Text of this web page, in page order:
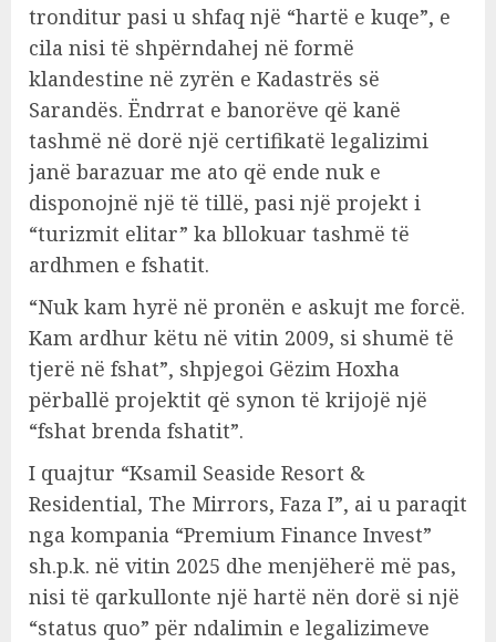
tronditur pasi u shfaq një “hartë e kuqe”, e
cila nisi të shpërndahej në formë
klandestine në zyrën e Kadastrës së
Sarandës. Ëndrrat e banorëve që kanë
tashmë në dorë një certifikatë legalizimi
janë barazuar me ato që ende nuk e
disponojnë një të tillë, pasi një projekt i
“turizmit elitar” ka bllokuar tashmë të
ardhmen e fshatit.
“Nuk kam hyrë në pronën e askujt me forcë.
Kam ardhur këtu në vitin 2009, si shumë të
tjerë në fshat”, shpjegoi Gëzim Hoxha
përballë projektit që synon të krijojë një
“fshat brenda fshatit”.
I quajtur “Ksamil Seaside Resort &
Residential, The Mirrors, Faza I”, ai u paraqit
nga kompania “Premium Finance Invest”
sh.p.k. në vitin 2025 dhe menjëherë më pas,
nisi të qarkullonte një hartë nën dorë si një
“status quo” për ndalimin e legalizimeve